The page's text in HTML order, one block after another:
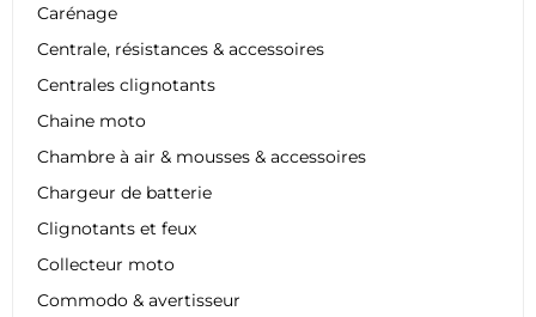
Carénage
Centrale, résistances & accessoires
Centrales clignotants
Chaine moto
Chambre à air & mousses & accessoires
Chargeur de batterie
Clignotants et feux
Collecteur moto
Commodo & avertisseur